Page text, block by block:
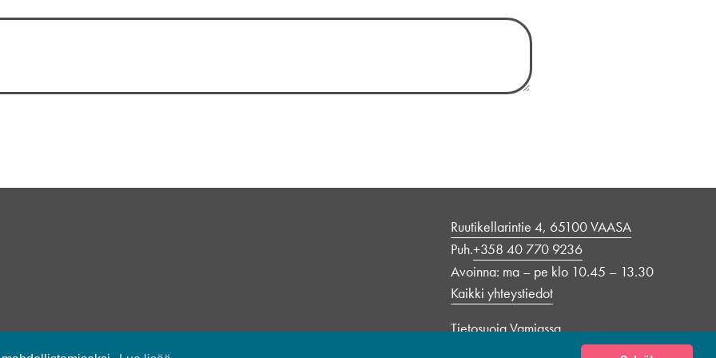
Ruutikellarintie 4, 65100 VAASA
Puh.+358 40 770 9236
Avoinna: ma – pe klo 10.45 – 13.30
Kaikki yhteystiedot
Tietosuoja Vamiassa